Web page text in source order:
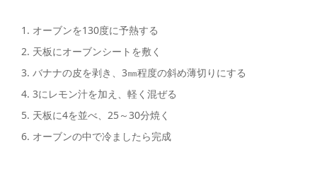
オーブンを130度に予熱する
天板にオーブンシートを敷く
バナナの皮を剥き、3㎜程度の斜め薄切りにする
3にレモン汁を加え、軽く混ぜる
天板に4を並べ、25～30分焼く
オーブンの中で冷ましたら完成